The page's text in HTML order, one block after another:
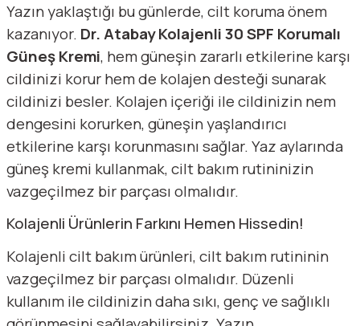
Yazın yaklaştığı bu günlerde, cilt koruma önem
kazanıyor. Dr. Atabay Kolajenli 30 SPF Korumalı
Güneş Kremi, hem güneşin zararlı etkilerine karşı
cildinizi korur hem de kolajen desteği sunarak
cildinizi besler. Kolajen içeriği ile cildinizin nem
dengesini korurken, güneşin yaşlandırıcı
etkilerine karşı korunmasını sağlar. Yaz aylarında
güneş kremi kullanmak, cilt bakım rutininizin
vazgeçilmez bir parçası olmalıdır.
Kolajenli Ürünlerin Farkını Hemen Hissedin!
Kolajenli cilt bakım ürünleri, cilt bakım rutininin
vazgeçilmez bir parçası olmalıdır. Düzenli
kullanım ile cildinizin daha sıkı, genç ve sağlıklı